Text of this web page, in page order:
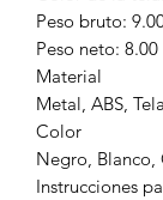
Peso bruto:
Peso neto: 8.00
Material
Metal, ABS, Tela
Color
Negro, Blanco,
Instrucciones